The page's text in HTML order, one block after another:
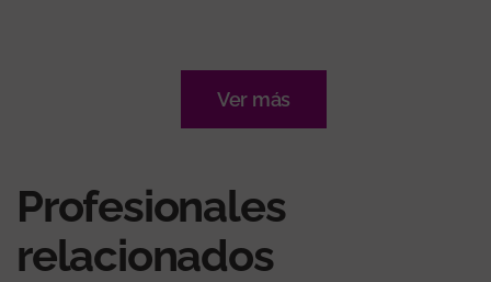
Ver más
Profesionales
relacionados